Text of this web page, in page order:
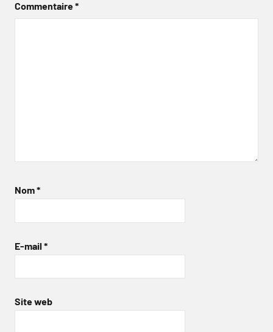
Commentaire*
Nom*
E-mail *
Site web